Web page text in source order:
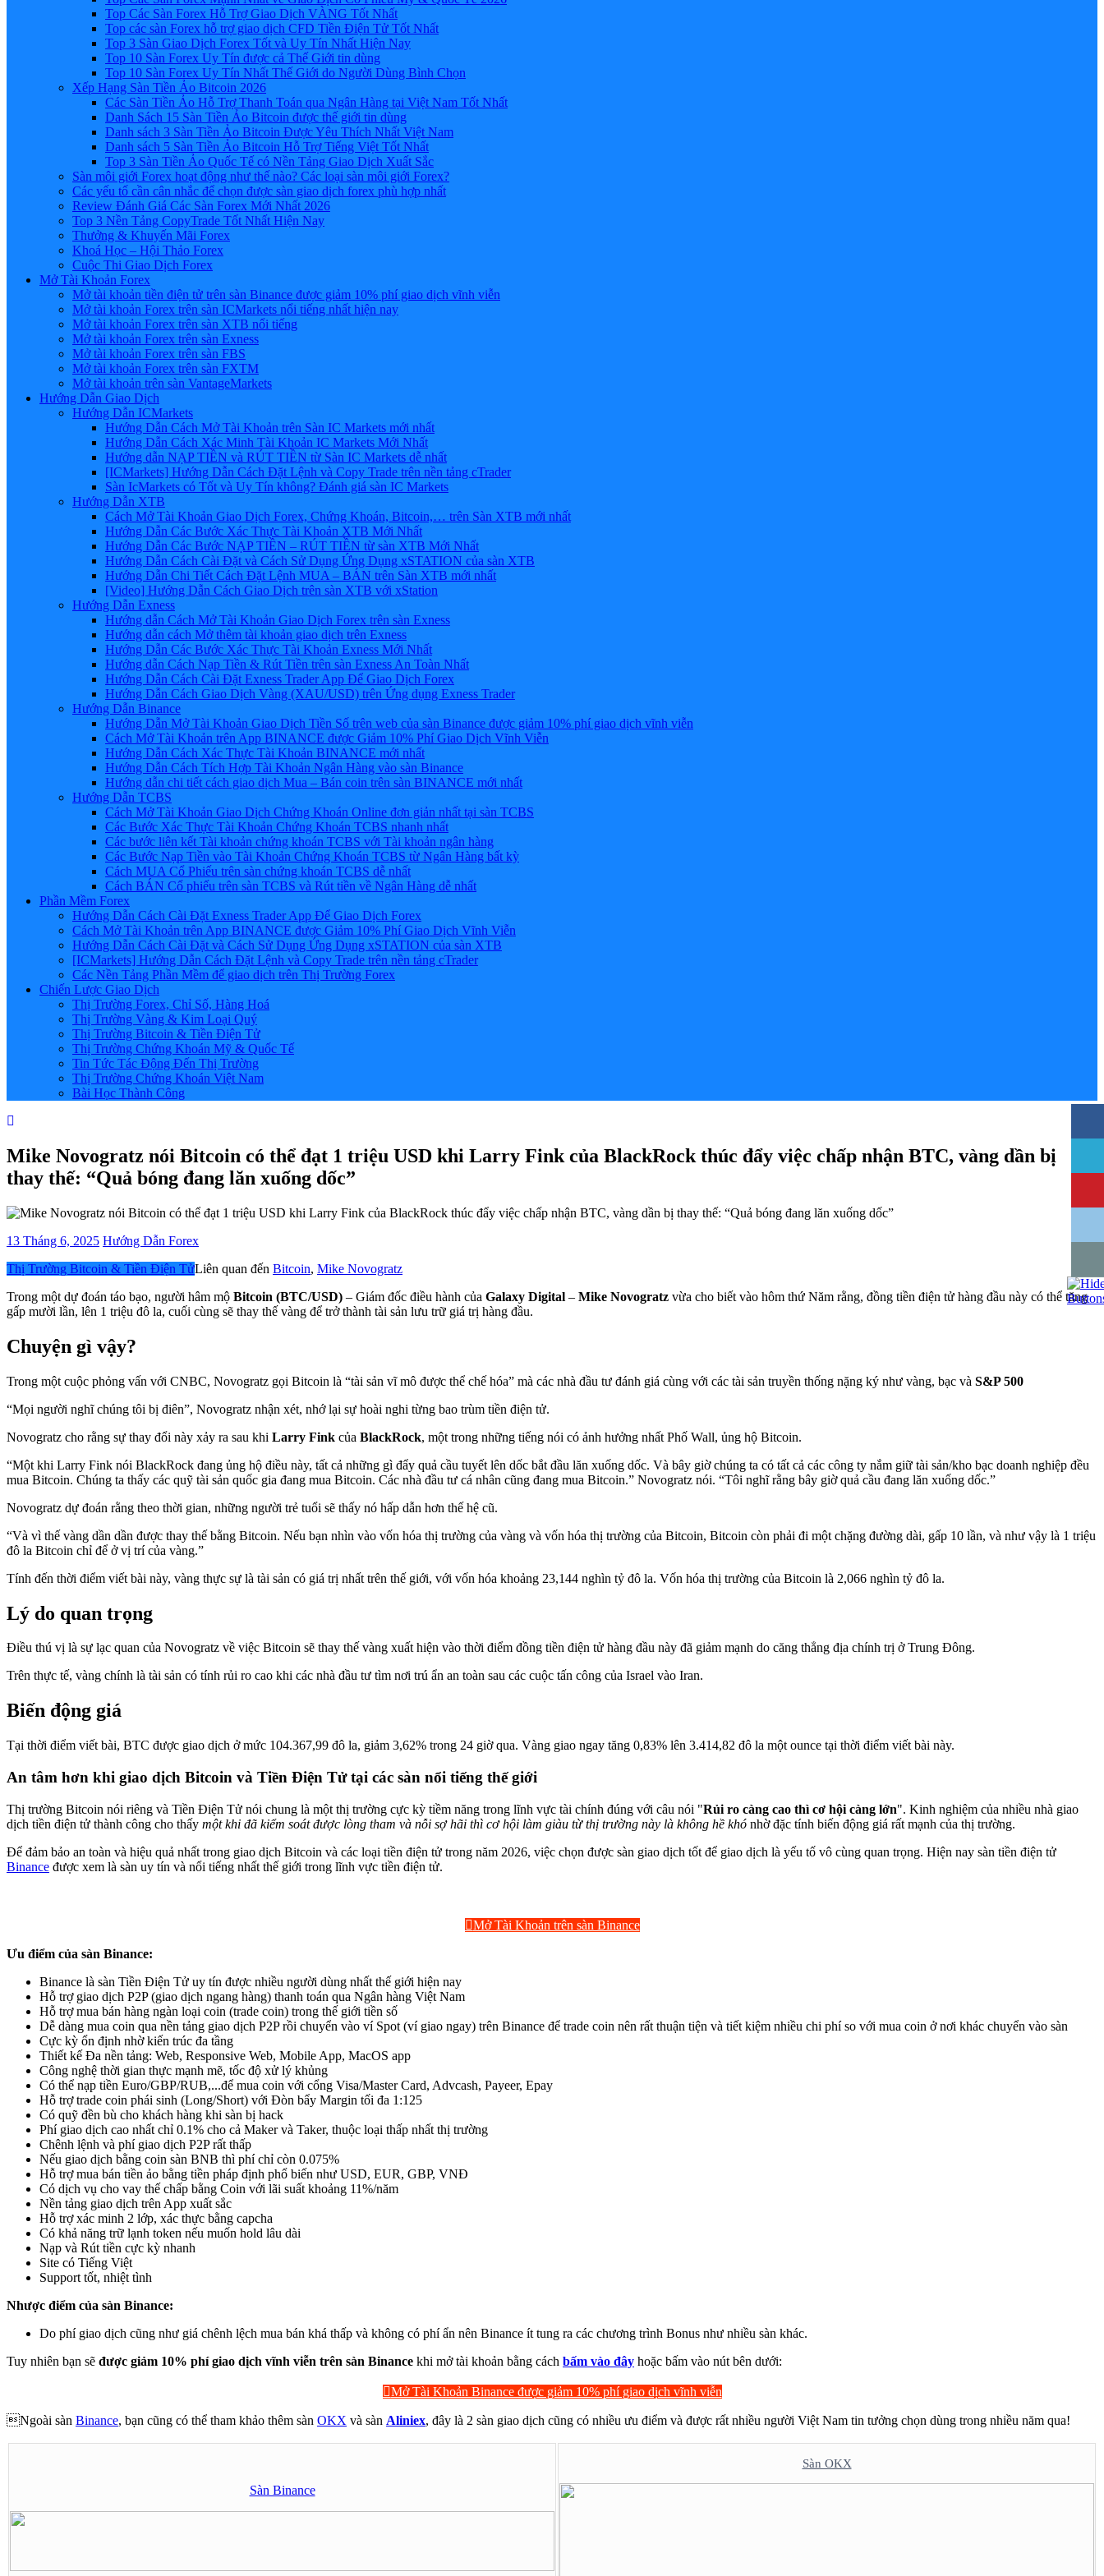
Top Các Sàn Forex Hỗ Trợ Giao Dịch VÀNG Tốt Nhất
Top các sàn Forex hỗ trợ giao dịch CFD Tiền Điện Tử Tốt Nhất
Top 3 Sàn Giao Dịch Forex Tốt và Uy Tín Nhất Hiện Nay
Top 10 Sàn Forex Uy Tín được cả Thế Giới tin dùng
Top 10 Sàn Forex Uy Tín Nhất Thế Giới do Người Dùng Bình Chọn
Xếp Hạng Sàn Tiền Ảo Bitcoin 2026
Các Sàn Tiền Ảo Hỗ Trợ Thanh Toán qua Ngân Hàng tại Việt Nam Tốt Nhất
Danh Sách 15 Sàn Tiền Ảo Bitcoin được thế giới tin dùng
Danh sách 3 Sàn Tiền Ảo Bitcoin Được Yêu Thích Nhất Việt Nam
Danh sách 5 Sàn Tiền Ảo Bitcoin Hỗ Trợ Tiếng Việt Tốt Nhất
Top 3 Sàn Tiền Ảo Quốc Tế có Nền Tảng Giao Dịch Xuất Sắc
Sàn môi giới Forex hoạt động như thế nào? Các loại sàn môi giới Forex?
Các yếu tố cần cân nhắc để chọn được sàn giao dịch forex phù hợp nhất
Review Đánh Giá Các Sàn Forex Mới Nhất 2026
Top 3 Nền Tảng CopyTrade Tốt Nhất Hiện Nay
Thưởng & Khuyến Mãi Forex
Khoá Học – Hội Thảo Forex
Cuộc Thi Giao Dịch Forex
Mở Tài Khoản Forex
Mở tài khoản tiền điện tử trên sàn Binance được giảm 10% phí giao dịch vĩnh viễn
Mở tài khoản Forex trên sàn ICMarkets nổi tiếng nhất hiện nay
Mở tài khoản Forex trên sàn XTB nổi tiếng
Mở tài khoản Forex trên sàn Exness
Mở tài khoản Forex trên sàn FBS
Mở tài khoản Forex trên sàn FXTM
Mở tài khoản trên sàn VantageMarkets
Hướng Dẫn Giao Dịch
Hướng Dẫn ICMarkets
Hướng Dẫn Cách Mở Tài Khoản trên Sàn IC Markets mới nhất
Hướng Dẫn Cách Xác Minh Tài Khoản IC Markets Mới Nhất
Hướng dẫn NẠP TIỀN và RÚT TIỀN từ Sàn IC Markets dễ nhất
[ICMarkets] Hướng Dẫn Cách Đặt Lệnh và Copy Trade trên nền tảng cTrader
Sàn IcMarkets có Tốt và Uy Tín không? Đánh giá sàn IC Markets
Hướng Dẫn XTB
Cách Mở Tài Khoản Giao Dịch Forex, Chứng Khoán, Bitcoin,… trên Sàn XTB mới nhất
Hướng Dẫn Các Bước Xác Thực Tài Khoản XTB Mới Nhất
Hướng Dẫn Các Bước NẠP TIỀN – RÚT TIỀN từ sàn XTB Mới Nhất
Hướng Dẫn Cách Cài Đặt và Cách Sử Dụng Ứng Dụng xSTATION của sàn XTB
Hướng Dẫn Chi Tiết Cách Đặt Lệnh MUA – BÁN trên Sàn XTB mới nhất
[Video] Hướng Dẫn Cách Giao Dịch trên sàn XTB với xStation
Hướng Dẫn Exness
Hướng dẫn Cách Mở Tài Khoản Giao Dịch Forex trên sàn Exness
Hướng dẫn cách Mở thêm tài khoản giao dịch trên Exness
Hướng Dẫn Các Bước Xác Thực Tài Khoản Exness Mới Nhất
Hướng dẫn Cách Nạp Tiền & Rút Tiền trên sàn Exness An Toàn Nhất
Hướng Dẫn Cách Cài Đặt Exness Trader App Để Giao Dịch Forex
Hướng Dẫn Cách Giao Dịch Vàng (XAU/USD) trên Ứng dụng Exness Trader
Hướng Dẫn Binance
Hướng Dẫn Mở Tài Khoản Giao Dịch Tiền Số trên web của sàn Binance được giảm 10% phí giao dịch vĩnh viễn
Cách Mở Tài Khoản trên App BINANCE được Giảm 10% Phí Giao Dịch Vĩnh Viễn
Hướng Dẫn Cách Xác Thực Tài Khoản BINANCE mới nhất
Hướng Dẫn Cách Tích Hợp Tài Khoản Ngân Hàng vào sàn Binance
Hướng dẫn chi tiết cách giao dịch Mua – Bán coin trên sàn BINANCE mới nhất
Hướng Dẫn TCBS
Cách Mở Tài Khoản Giao Dịch Chứng Khoán Online đơn giản nhất tại sàn TCBS
Các Bước Xác Thực Tài Khoản Chứng Khoán TCBS nhanh nhất
Các bước liên kết Tài khoản chứng khoán TCBS với Tài khoản ngân hàng
Các Bước Nạp Tiền vào Tài Khoản Chứng Khoán TCBS từ Ngân Hàng bất kỳ
Cách MUA Cổ Phiếu trên sàn chứng khoán TCBS dễ nhất
Cách BÁN Cổ phiếu trên sàn TCBS và Rút tiền về Ngân Hàng dễ nhất
Phần Mềm Forex
Hướng Dẫn Cách Cài Đặt Exness Trader App Để Giao Dịch Forex
Cách Mở Tài Khoản trên App BINANCE được Giảm 10% Phí Giao Dịch Vĩnh Viễn
Hướng Dẫn Cách Cài Đặt và Cách Sử Dụng Ứng Dụng xSTATION của sàn XTB
[ICMarkets] Hướng Dẫn Cách Đặt Lệnh và Copy Trade trên nền tảng cTrader
Các Nền Tảng Phần Mềm để giao dịch trên Thị Trường Forex
Chiến Lược Giao Dịch
Thị Trường Forex, Chỉ Số, Hàng Hoá
Thị Trường Vàng & Kim Loại Quý
Thị Trường Bitcoin & Tiền Điện Tử
Thị Trường Chứng Khoán Mỹ & Quốc Tế
Tin Tức Tác Động Đến Thị Trường
Thị Trường Chứng Khoán Việt Nam
Bài Học Thành Công
Mike Novogratz nói Bitcoin có thể đạt 1 triệu USD khi Larry Fink của BlackRock thúc đẩy việc chấp nhận BTC, vàng dần bị
thay thế: “Quả bóng đang lăn xuống dốc”
13 Tháng 6, 2025 Hướng Dẫn Forex
Categories
Thị Trường Bitcoin & Tiền Điện TửLiên quan đến Bitcoin, Mike Novogratz
Trong một dự đoán táo bạo, người hâm mộ Bitcoin (BTC/USD) – Giám đốc điều hành của Galaxy Digital – Mike Novogratz vừa cho biết vào hôm thứ Năm rằng, đồng tiền điện tử hàng đầu này có thể tăng
gấp mười lần, lên 1 triệu đô la, cuối cùng sẽ thay thế vàng để trở thành tài sản lưu trữ giá trị hàng đầu.
Chuyện gì vậy?
Trong một cuộc phỏng vấn với CNBC, Novogratz gọi Bitcoin là “tài sản vĩ mô được thể chế hóa” mà các nhà đầu tư đánh giá cùng với các tài sản truyền thống nặng ký như vàng, bạc và S&P 500
“Mọi người nghĩ chúng tôi bị điên”, Novogratz nhận xét, nhớ lại sự hoài nghi từng bao trùm tiền điện tử.
Novogratz cho rằng sự thay đổi này xảy ra sau khi Larry Fink của BlackRock, một trong những tiếng nói có ảnh hưởng nhất Phố Wall, ủng hộ Bitcoin.
“Một khi Larry Fink nói BlackRock đang ủng hộ điều này, tất cả những gì đẩy quả cầu tuyết lên dốc bắt đầu lăn xuống dốc. Và bây giờ chúng ta có tất cả các công ty nắm giữ tài sản/kho bạc doanh nghiệp đều
mua Bitcoin. Chúng ta thấy các quỹ tài sản quốc gia đang mua Bitcoin. Các nhà đầu tư cá nhân cũng đang mua Bitcoin.” Novogratz nói. “Tôi nghĩ rằng bây giờ quả cầu đang lăn xuống dốc.”
Novogratz dự đoán rằng theo thời gian, những người trẻ tuổi sẽ thấy nó hấp dẫn hơn thế hệ cũ.
“Và vì thế vàng dần dần được thay thế bằng Bitcoin. Nếu bạn nhìn vào vốn hóa thị trường của vàng và vốn hóa thị trường của Bitcoin, Bitcoin còn phải đi một chặng đường dài, gấp 10 lần, và như vậy là 1 triệu
đô la Bitcoin chỉ để ở vị trí của vàng.”
Tính đến thời điểm viết bài này, vàng thực sự là tài sản có giá trị nhất trên thế giới, với vốn hóa khoảng 23,144 nghìn tỷ đô la. Vốn hóa thị trường của Bitcoin là 2,066 nghìn tỷ đô la.
Lý do quan trọng
Điều thú vị là sự lạc quan của Novogratz về việc Bitcoin sẽ thay thế vàng xuất hiện vào thời điểm đồng tiền điện tử hàng đầu này đã giảm mạnh do căng thẳng địa chính trị ở Trung Đông.
Trên thực tế, vàng chính là tài sản có tính rủi ro cao khi các nhà đầu tư tìm nơi trú ẩn an toàn sau các cuộc tấn công của Israel vào Iran.
Biến động giá
Tại thời điểm viết bài, BTC được giao dịch ở mức 104.367,99 đô la, giảm 3,62% trong 24 giờ qua. Vàng giao ngay tăng 0,83% lên 3.414,82 đô la một ounce tại thời điểm viết bài này.
An tâm hơn khi giao dịch Bitcoin và Tiền Điện Tử tại các sàn nổi tiếng thế giới
Thị trường Bitcoin nói riêng và Tiền Điện Tử nói chung là một thị trường cực kỳ tiềm năng trong lĩnh vực tài chính đúng với câu nói "Rủi ro càng cao thì cơ hội càng lớn". Kinh nghiệm của nhiều nhà giao
dịch tiền điện tử thành công cho thấy một khi đã kiểm soát được lòng tham và nỗi sợ hãi thì cơ hội làm giàu từ thị trường này là không hề khó nhờ đặc tính biến động giá rất mạnh của thị trường.
Để đảm bảo an toàn và hiệu quả nhất trong giao dịch Bitcoin và các loại tiền điện tử trong năm 2026, việc chọn được sàn giao dịch tốt để giao dịch là yếu tố vô cùng quan trọng. Hiện nay sàn tiền điện tử
Binance được xem là sàn uy tín và nổi tiếng nhất thế giới trong lĩnh vực tiền điện tử.
Mở Tài Khoản trên sàn Binance
Ưu điểm của sàn Binance:
Binance là sàn Tiền Điện Tử uy tín được nhiều người dùng nhất thế giới hiện nay
Hỗ trợ giao dịch P2P (giao dịch ngang hàng) thanh toán qua Ngân hàng Việt Nam
Hỗ trợ mua bán hàng ngàn loại coin (trade coin) trong thế giới tiền số
Dễ dàng mua coin qua nền tảng giao dịch P2P rồi chuyển vào ví Spot (ví giao ngay) trên Binance để trade coin nên rất thuận tiện và tiết kiệm nhiều chi phí so với mua coin ở nơi khác chuyển vào sàn
Cực kỳ ổn định nhờ kiến trúc đa tầng
Thiết kế Đa nền tảng: Web, Responsive Web, Mobile App, MacOS app
Công nghệ thời gian thực mạnh mẽ, tốc độ xử lý khủng
Có thể nạp tiền Euro/GBP/RUB,...để mua coin với cổng Visa/Master Card, Advcash, Payeer, Epay
Hỗ trợ trade coin phái sinh (Long/Short) với Đòn bẩy Margin tối đa 1:125
Có quỹ đền bù cho khách hàng khi sàn bị hack
Phí giao dịch cao nhất chỉ 0.1% cho cả Maker và Taker, thuộc loại thấp nhất thị trường
Chênh lệnh và phí giao dịch P2P rất thấp
Nếu giao dịch bằng coin sàn BNB thì phí chỉ còn 0.075%
Hỗ trợ mua bán tiền ảo bằng tiền pháp định phổ biến như USD, EUR, GBP, VNĐ
Có dịch vụ cho vay thế chấp bằng Coin với lãi suất khoảng 11%/năm
Nền tảng giao dịch trên App xuất sắc
Hỗ trợ xác minh 2 lớp, xác thực bằng capcha
Có khả năng trữ lạnh token nếu muốn hold lâu dài
Nạp và Rút tiền cực kỳ nhanh
Site có Tiếng Việt
Support tốt, nhiệt tình
Nhược điểm của sàn Binance:
Do phí giao dịch cũng như giá chênh lệch mua bán khá thấp và không có phí ẩn nên Binance ít tung ra các chương trình Bonus như nhiều sàn khác.
Tuy nhiên bạn sẽ được giảm 10% phí giao dịch vĩnh viễn trên sàn Binance khi mở tài khoản bằng cách bấm vào đây hoặc bấm vào nút bên dưới:
Mở Tài Khoản Binance được giảm 10% phí giao dịch vĩnh viễn
Ngoài sàn Binance, bạn cũng có thể tham khảo thêm sàn OKX và sàn Aliniex, đây là 2 sàn giao dịch cũng có nhiều ưu điểm và được rất nhiều người Việt Nam tin tưởng chọn dùng trong nhiều năm qua!
Sàn Binance
Sàn OKX